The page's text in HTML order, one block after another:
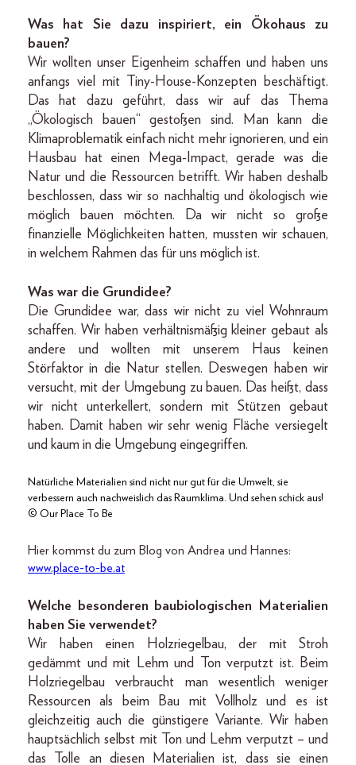
Was hat Sie dazu inspiriert, ein Ökohaus zu
bauen?
Wir wollten unser Eigenheim schaffen und haben uns
anfangs viel mit Tiny-House-Konzepten beschäftigt.
Das hat dazu geführt, dass wir auf das Thema
„Ökologisch bauen“ gestoßen sind. Man kann die
Klimaproblematik einfach nicht mehr ignorieren, und ein
Hausbau hat einen Mega-Impact, gerade was die
Natur und die Ressourcen betrifft. Wir haben deshalb
beschlossen, dass wir so nachhaltig und ökologisch wie
möglich bauen möchten. Da wir nicht so große
finanzielle Möglichkeiten hatten, mussten wir schauen,
in welchem Rahmen das für uns möglich ist.
Was war die Grundidee?
Die Grundidee war, dass wir nicht zu viel Wohnraum
schaffen. Wir haben verhältnismäßig kleiner gebaut als
andere und wollten mit unserem Haus keinen
Störfaktor in die Natur stellen. Deswegen haben wir
versucht, mit der Umgebung zu bauen. Das heißt, dass
wir nicht unterkellert, sondern mit Stützen gebaut
haben. Damit haben wir sehr wenig Fläche versiegelt
und kaum in die Umgebung eingegriffen.
Natürliche Materialien sind nicht nur gut für die Umwelt, sie
verbessern auch nachweislich das Raumklima. Und sehen schick aus!
© Our Place To Be
Hier kommst du zum Blog von Andrea und Hannes:
www.place-to-be.at
Welche besonderen baubiologischen Materialien
haben Sie verwendet?
Wir haben einen Holzriegelbau, der mit Stroh
gedämmt und mit Lehm und Ton verputzt ist. Beim
Holzriegelbau verbraucht man wesentlich weniger
Ressourcen als beim Bau mit Vollholz und es ist
gleichzeitig auch die günstigere Variante. Wir haben
hauptsächlich selbst mit Ton und Lehm verputzt – und
das Tolle an diesen Materialien ist, dass sie einen